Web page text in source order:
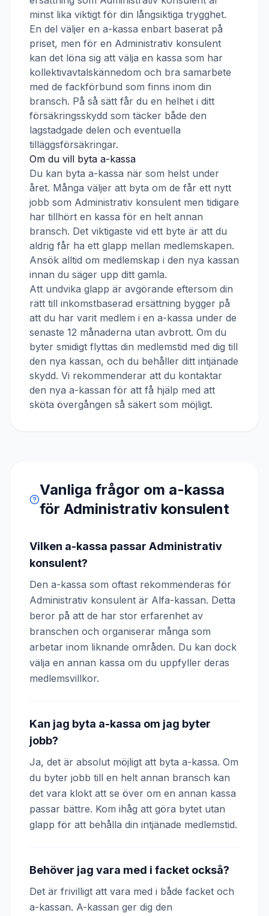
minst lika viktigt för din långsiktiga trygghet.
En del väljer en a-kassa enbart baserat på
priset, men för en Administrativ konsulent
kan det löna sig att välja en kassa som har
kollektivavtalskännedom och bra samarbete
med de fackförbund som finns inom din
bransch. På så sätt får du en helhet i ditt
försäkringsskydd som täcker både den
lagstadgade delen och eventuella
tilläggsförsäkringar.
Om du vill byta a-kassa
Du kan byta a-kassa när som helst under
året. Många väljer att byta om de får ett nytt
jobb som Administrativ konsulent men tidigare
har tillhört en kassa för en helt annan
bransch. Det viktigaste vid ett byte är att du
aldrig får ha ett glapp mellan medlemskapen.
Ansök alltid om medlemskap i den nya kassan
innan du säger upp ditt gamla.
Att undvika glapp är avgörande eftersom din
rätt till inkomstbaserad ersättning bygger på
att du har varit medlem i en a-kassa under de
senaste 12 månaderna utan avbrott. Om du
byter smidigt flyttas din medlemstid med dig till
den nya kassan, och du behåller ditt intjänade
skydd. Vi rekommenderar att du kontaktar
den nya a-kassan för att få hjälp med att
sköta övergången så säkert som möjligt.
Vanliga frågor om a-kassa
för Administrativ konsulent
Vilken a-kassa passar Administrativ
konsulent?
Den a-kassa som oftast rekommenderas för
Administrativ konsulent är Alfa-kassan. Detta
beror på att de har stor erfarenhet av
branschen och organiserar många som
arbetar inom liknande områden. Du kan dock
välja en annan kassa om du uppfyller deras
medlemsvillkor.
Kan jag byta a-kassa om jag byter
jobb?
Ja, det är absolut möjligt att byta a-kassa. Om
du byter jobb till en helt annan bransch kan
det vara klokt att se över om en annan kassa
passar bättre. Kom ihåg att göra bytet utan
glapp för att behålla din intjänade medlemstid.
Behöver jag vara med i facket också?
Det är frivilligt att vara med i både facket och
a-kassan. A-kassan ger dig den